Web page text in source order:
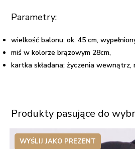
i
okolicznościową
-
MA
Parametry:
wielkość balonu: ok. 45 cm,
miś w kolorze brązowym 28cm,
kartka składana; życzenia wewnątrz,
Produkty pasujące do
WYŚLIJ JAKO PREZENT